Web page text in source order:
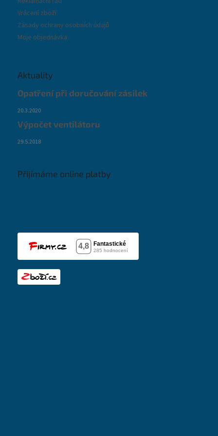
Vrácení zboží
Zásady ochrany osobních údajů
Moje objednávka
Aktuality
Opatření při doručování zásilek
20.3.2020
Výpočet ventilátoru
29.5.2018
Přijímáme online platby